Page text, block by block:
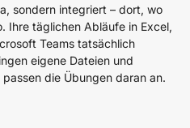
sondern integriert – dort, wo
Ihre täglichen Abläufe in Excel,
Teams tatsächlich
eigene Dateien und
die Übungen daran an.